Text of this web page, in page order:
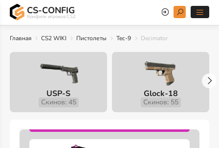
CS-CONFIG
Конфиги игроков CS2
Главная CS2 WIKI Пистолеты Tec-9 Decimator
USP-S
Скинов: 45
Glock-18
Скинов: 55